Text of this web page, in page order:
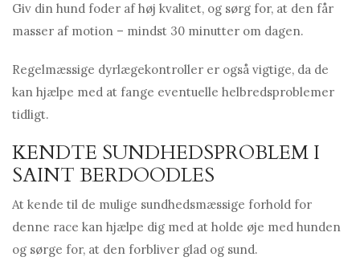
Giv din hund foder af høj kvalitet, og sørg for, at den får
masser af motion – mindst 30 minutter om dagen.
Regelmæssige dyrlægekontroller er også vigtige, da de
kan hjælpe med at fange eventuelle helbredsproblemer
tidligt.
KENDTE SUNDHEDSPROBLEM I
SAINT BERDOODLES
At kende til de mulige sundhedsmæssige forhold for
denne race kan hjælpe dig med at holde øje med hunden
og sørge for, at den forbliver glad og sund.